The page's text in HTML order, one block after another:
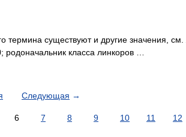
термина существуют и другие значения,
класса линкоров …
Следующая →
6 7 8 9 10 11 12